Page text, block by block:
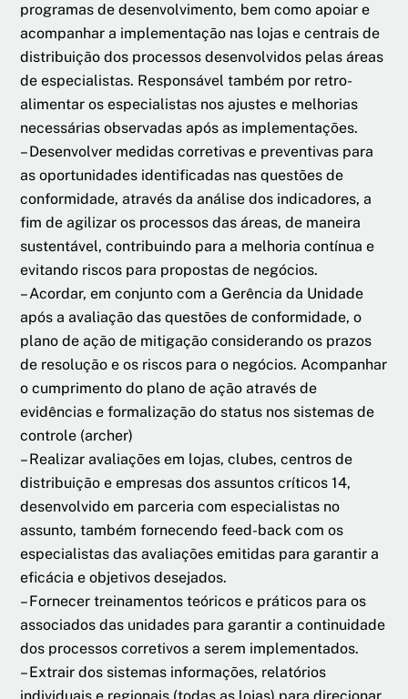
programas de desenvolvimento, bem como apoiar e
acompanhar a implementação nas lojas e centrais de
distribuição dos processos desenvolvidos pelas áreas
de especialistas. Responsável também por retro-
alimentar os especialistas nos ajustes e melhorias
necessárias observadas após as implementações.
– Desenvolver medidas corretivas e preventivas para
as oportunidades identificadas nas questões de
conformidade, através da análise dos indicadores, a
fim de agilizar os processos das áreas, de maneira
sustentável, contribuindo para a melhoria contínua e
evitando riscos para propostas de negócios.
– Acordar, em conjunto com a Gerência da Unidade
após a avaliação das questões de conformidade, o
plano de ação de mitigação considerando os prazos
de resolução e os riscos para o negócios. Acompanhar
o cumprimento do plano de ação através de
evidências e formalização do status nos sistemas de
controle (archer)
– Realizar avaliações em lojas, clubes, centros de
distribuição e empresas dos assuntos críticos 14,
desenvolvido em parceria com especialistas no
assunto, também fornecendo feed-back com os
especialistas das avaliações emitidas para garantir a
eficácia e objetivos desejados.
– Fornecer treinamentos teóricos e práticos para os
associados das unidades para garantir a continuidade
dos processos corretivos a serem implementados.
– Extrair dos sistemas informações, relatórios